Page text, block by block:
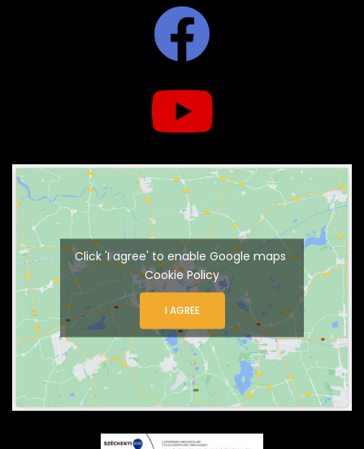
Click 'I agree' to enable Google maps
Cookie Policy
I AGREE